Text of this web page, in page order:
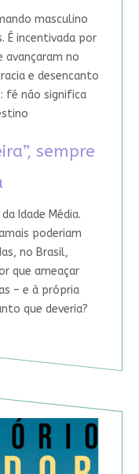
masculino
É incentivada por
avançaram no
e desencanto
fé não significa
sempre
Idade Média.
poderiam
no Brasil,
que ameaçar
– e à própria
que deveria?